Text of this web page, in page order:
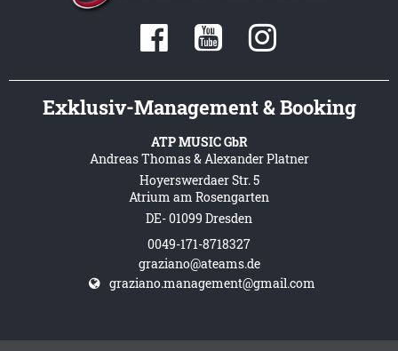
Exklusiv-Management & Booking
ATP MUSIC GbR
Andreas Thomas & Alexander Platner
Hoyerswerdaer Str. 5
Atrium am Rosengarten
DE- 01099 Dresden
0049-171-8718327
graziano@ateams.de
graziano.management@gmail.com